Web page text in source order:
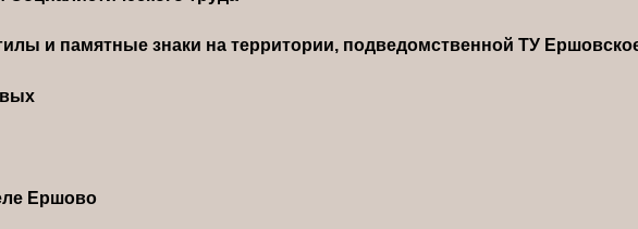
и памятные знаки на территории, подведомственной ТУ
Ершово